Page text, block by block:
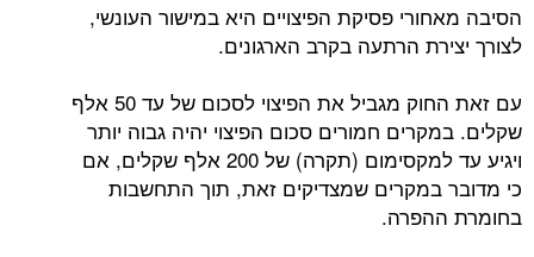
הסיבה מאחורי פסיקת הפיצויים היא במישור העונשי,
לצורך יצירת הרתעה בקרב הארגונים.
עם זאת החוק מגביל את הפיצוי לסכום של עד 50 אלף
שקלים. במקרים חמורים סכום הפיצוי יהיה גבוה יותר
ויגיע עד למקסימום (תקרה) של 200 אלף שקלים, אם
כי מדובר במקרים שמצדיקים זאת, תוך התחשבות
בחומרת ההפרה.